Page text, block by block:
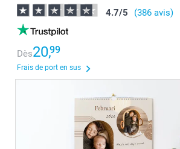
4.7/5 (386 avis)
Dès20,99
Frais de port en sus